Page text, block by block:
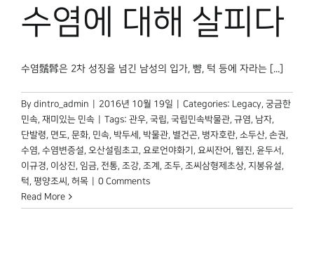
수염에 대해 살피다
수염鬚髥은 2차 성징을 넘긴 남성의 입가, 뺨, 턱 등에 자라는 [...]
By dintro_admin 2016년 10월 19일 Categories: Legacy, 궁금한
민속, 재미있는 민속 Tags: 관우, 국립, 국립민속박물관, 규염, 남자,
단발령, 면도, 문화, 민속, 박두세 , 박물관, 별건곤, 병자호란, 소두산, 손권,
수염, 수염변증설, 오산설림초고, 요로언야화기 , 요씨잔어 , 웹진, 윤두서 ,
이규경, 이상진, 임금, 전통, 조강, 조계 , 조두, 조씨삼형제초상, 지봉유설,
턱, 평양조씨 , 허목
0 Comments
Read More